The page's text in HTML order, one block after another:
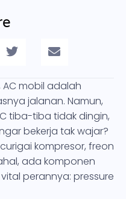
mobil adalah
jalanan. Namun,
tiba-tiba tidak dingin,
bekerja tak wajar?
kompresor, freon
ada komponen
perannya: pressure